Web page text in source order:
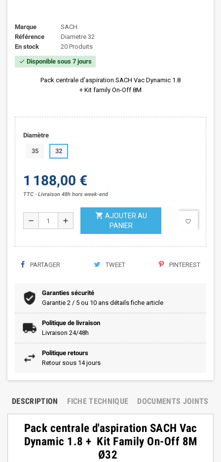
Marque
SACH
Référence
Diametre 32
En stock
20 Produits
check Disponible sous 7 jours
Pack centrale d'aspiration SACH Vac Dynamic 1.8
+ Kit family On-Off 8M
Diamètre
35 32
1 188,00 €
TTC Livraison 48h hors week-end
remove add
shopping_cart AJOUTER AU
PANIER
favorite_border
PARTAGER TWEET PINTEREST
Garanties sécurité
Garantie 2 / 5 ou 10 ans détails fiche article
Politique de livraison
Livraison 24/48h
Politique retours
Retour sous 14 jours
DESCRIPTION FICHE TECHNIQUE DOCUMENTS JOINTS
Pack centrale d'aspiration SACH Vac
Dynamic 1.8 + Kit Family On-Off 8M
Ø32